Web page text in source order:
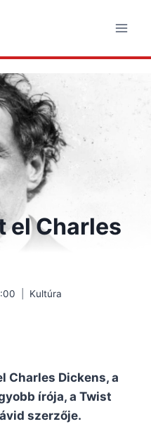
el Charles
Kultúra
Charles Dickens, a
írója, a Twist
szerzője.